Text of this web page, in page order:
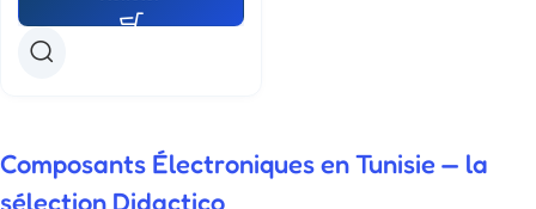
Composants Électroniques en Tunisie — la
sélection Didactico